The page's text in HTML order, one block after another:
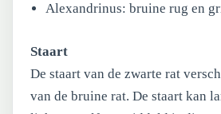
Alexandrinus: bruine rug en
Staart
De staart van de zwarte rat
van de bruine rat. De staart kan